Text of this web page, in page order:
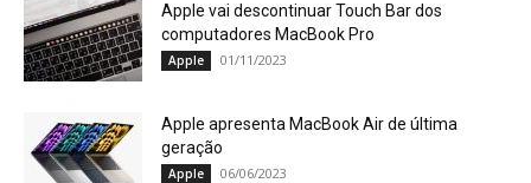
Apple vai descontinuar Touch Bar dos
computadores MacBook Pro
Apple 01/11/2023
Apple apresenta MacBook Air de última
geração
Apple 06/06/2023